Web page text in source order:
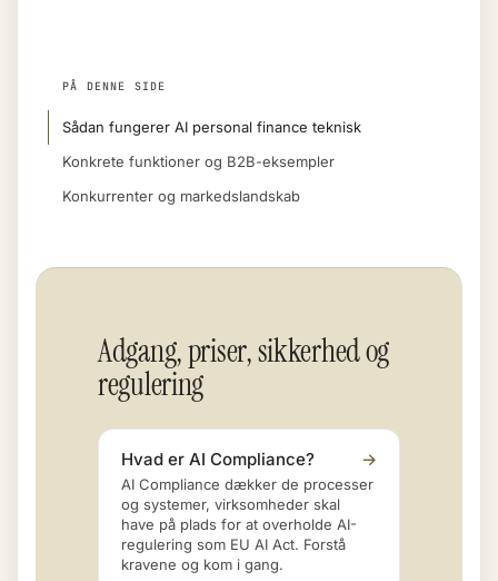
PÅ DENNE SIDE
Sådan fungerer AI personal finance teknisk
Konkrete funktioner og B2B-eksempler
Konkurrenter og markedslandskab
Adgang, priser, sikkerhed og
regulering
Hvad er AI Compliance? →
AI Compliance dækker de processer
og systemer, virksomheder skal
have på plads for at overholde AI-
regulering som EU AI Act. Forstå
kravene og kom i gang.